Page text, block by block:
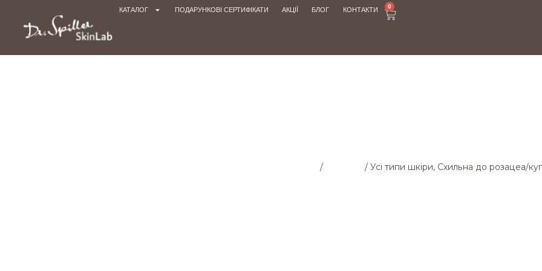
КАТАЛОГ ПОДАРУНКОВІ СЕРТИФІКАТИ АКЦІЇ БЛОГ КОНТАКТИ 0
/ / Усі типи шкіри, Схильна до розацеа/